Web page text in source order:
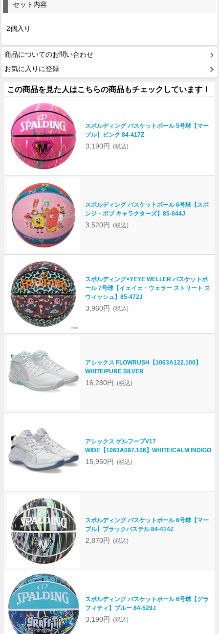
セット内容
2個入り
商品についてのお問い合わせ
お気に入りに登録
この商品を見た人はこちらの商品もチェックしています！
スポルディング バスケットボール 5号球【マー
ブル】ピンク 84-417Z
3,190円 (税込)
スポルディング バスケットボール 6号球【スポ
ンジ・ボブ キャラクターズ】85-044J
3,520円 (税込)
スポルディング×YEYE WELLER バスケットボ
ール 7号球【イェイェ・ウェラー ストリート ス
ウィッシュ】85-472J
3,960円 (税込)
アシックス FLOWRUSH【1063A122.100】
WHITE/PURE SILVER
16,280円 (税込)
アシックス ゲルフープV17
WIDE【1063A097.106】WHITE/CALM INDIGO
15,950円 (税込)
スポルディング バスケットボール 6号球【マー
ブル】ブラックパステル 84-414Z
2,870円 (税込)
スポルディング バスケットボール 6号球【グラ
フィティ】ブルー 84-529J
3,190円 (税込)